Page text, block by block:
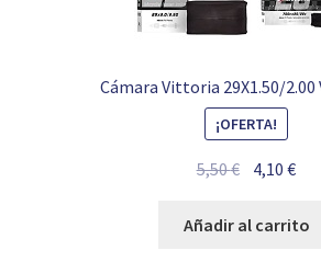
Cámara Vittoria 29X1.50/2.00
¡OFERTA!
5,50€ El
original
4,10€El
Añadir al carrito